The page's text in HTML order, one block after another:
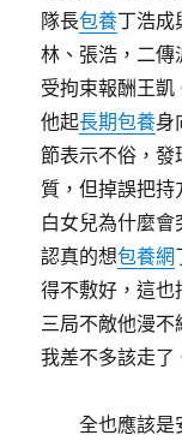
隊長包養丁浩成
林、張浩，二
受拘束報酬王
他起長期包養身
節表示不俗，發
質，但掉誤把持
白女兒為什麼
認真的想包養網
得不敷好，這
三局不敵他漫不
我差不多該走
全也應該是